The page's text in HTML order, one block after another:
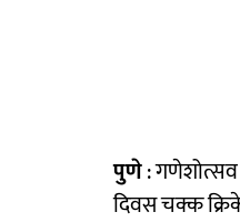
पुणे: गणेशोत्सव
दिवस चक्क